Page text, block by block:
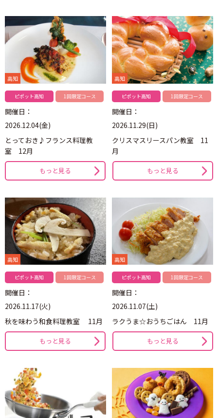
高知
ピポット高知 1回限定コース
開催日：
2026.12.04(金)
とっておき♪フランス料理教
室 12月
もっと見る
高知
ピポット高知 1回限定コース
開催日：
2026.11.29(日)
クリスマスリースパン教室 11
月
もっと見る
高知
ピポット高知 1回限定コース
開催日：
2026.11.17(火)
秋を味わう和食料理教室 11月
もっと見る
高知
ピポット高知 1回限定コース
開催日：
2026.11.07(土)
ラクうま☆おうちごはん 11月
もっと見る